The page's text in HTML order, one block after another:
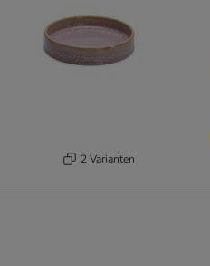
2 Varianten